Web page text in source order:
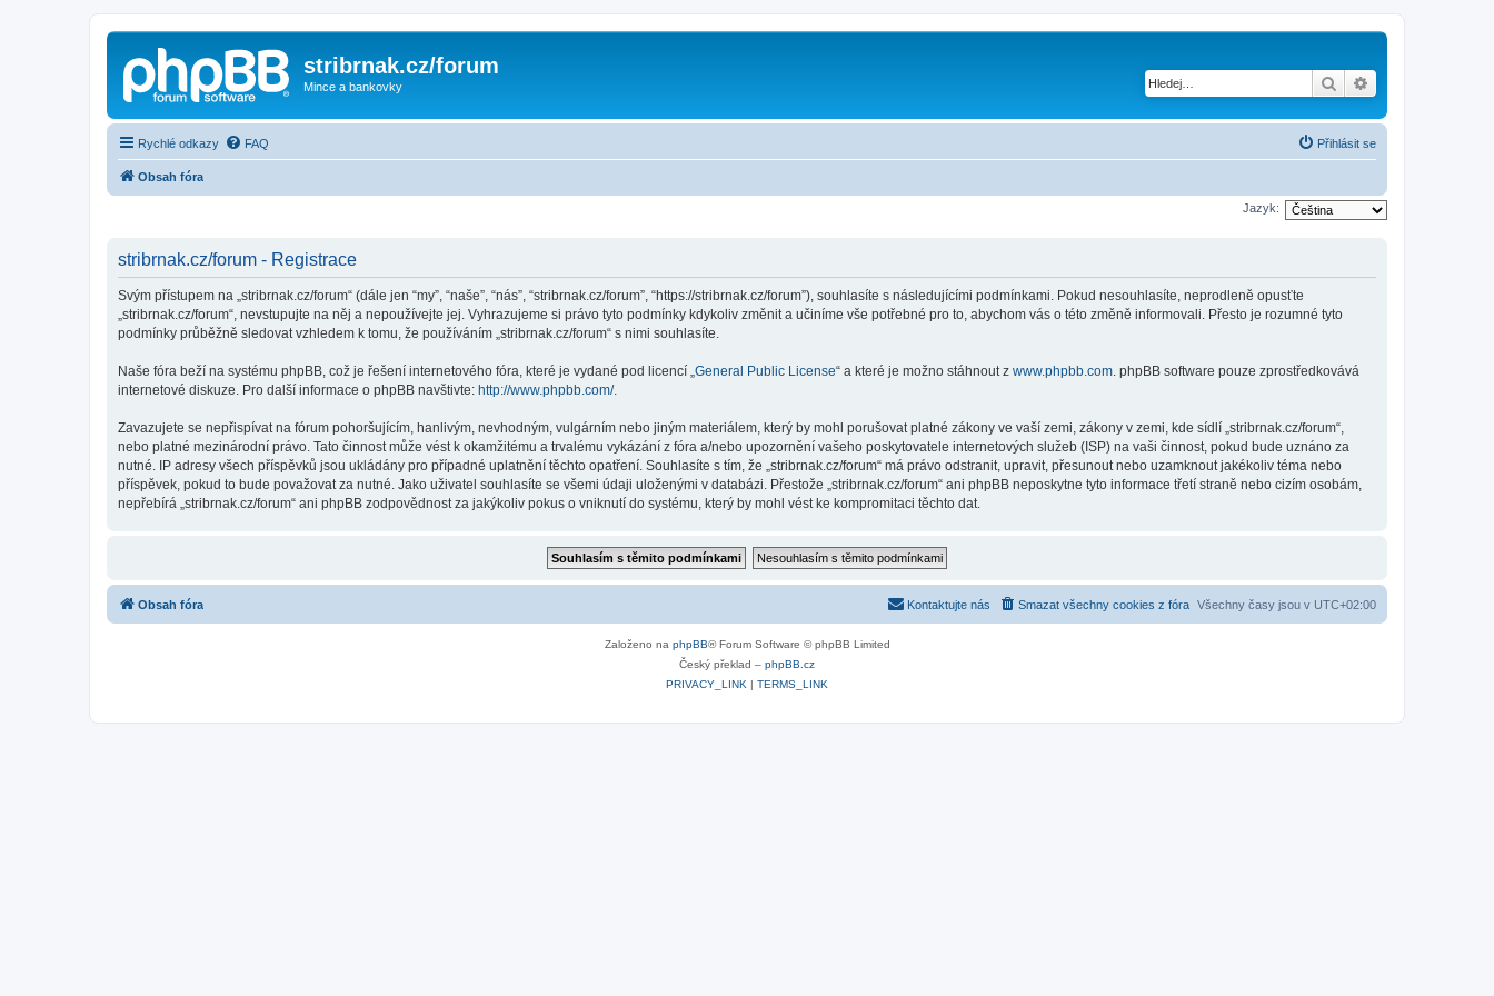
stribrnak.cz/forum
Mince a bankovky Hledat
Rychlé odkazy FAQ Přihlásit se
Obsah fóra
Jazyk:
stribrnak.cz/forum - Registrace
Svým přístupem na „stribrnak.cz/forum“ (dále jen “my”, “naše”, “nás”, “stribrnak.cz/forum”, “https://stribrnak.cz/forum”), souhlasíte s následujícími podmínkami. Pokud nesouhlasíte, neprodleně opusťte
„stribrnak.cz/forum“, nevstupujte na něj a nepoužívejte jej. Vyhrazujeme si právo tyto podmínky kdykoliv změnit a učiníme vše potřebné pro to, abychom vás o této změně informovali. Přesto je rozumné tyto
podmínky průběžně sledovat vzhledem k tomu, že používáním „stribrnak.cz/forum“ s nimi souhlasíte.
Naše fóra beží na systému phpBB, což je řešení internetového fóra, které je vydané pod licencí „General Public License“ a které je možno stáhnout z www.phpbb.com. phpBB software pouze zprostředkovává
internetové diskuze. Pro další informace o phpBB navštivte: http://www.phpbb.com/.
Zavazujete se nepřispívat na fórum pohoršujícím, hanlivým, nevhodným, vulgárním nebo jiným materiálem, který by mohl porušovat platné zákony ve vaší zemi, zákony v zemi, kde sídlí „stribrnak.cz/forum“,
nebo platné mezinárodní právo. Tato činnost může vést k okamžitému a trvalému vykázání z fóra a/nebo upozornění vašeho poskytovatele internetových služeb (ISP) na vaši činnost, pokud bude uznáno za
nutné. IP adresy všech příspěvků jsou ukládány pro případné uplatnění těchto opatření. Souhlasíte s tím, že „stribrnak.cz/forum“ má právo odstranit, upravit, přesunout nebo uzamknout jakékoliv téma nebo
příspěvek, pokud to bude považovat za nutné. Jako uživatel souhlasíte se všemi údaji uloženými v databázi. Přestože „stribrnak.cz/forum“ ani phpBB neposkytne tyto informace třetí straně nebo cizím osobám,
nepřebírá „stribrnak.cz/forum“ ani phpBB zodpovědnost za jakýkoliv pokus o vniknutí do systému, který by mohl vést ke kompromitaci těchto dat.
Obsah fóra Všechny časy jsou v UTC+02:00
Smazat všechny cookies z fóra
Kontaktujte nás
Založeno na phpBB® Forum Software © phpBB Limited
Český překlad – phpBB.cz
PRIVACY_LINK | TERMS_LINK